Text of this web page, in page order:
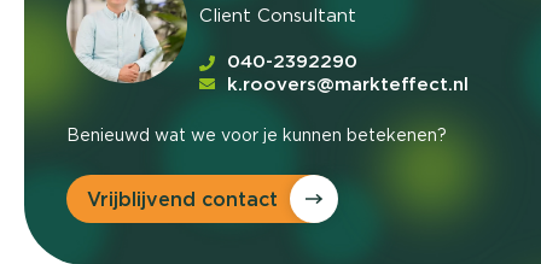
Client Consultant
040-2392290
k.roovers@markteffect.nl
Benieuwd wat we voor je kunnen betekenen?
Vrijblijvend contact